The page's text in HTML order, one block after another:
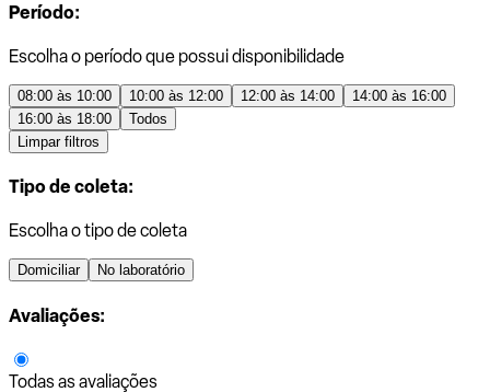
Período:
Escolha o período que possui disponibilidade
08:00 às 10:00 10:00 às 12:00 12:00 às 14:00
14:00 às 16:00
16:00 às 18:00
Todos
Limpar filtros
Tipo de coleta:
Escolha o tipo de coleta
Domiciliar No laboratório
Avaliações:
Todas as avaliações